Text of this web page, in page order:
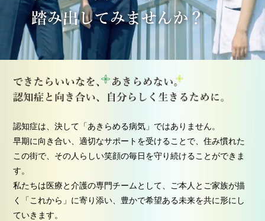
認知症は、決して「あきらめる病気」ではありません。
早期に向き合い、適切なサポートを受けることで、住み慣れた
この街で、その人らしい笑顔の毎日を守り続けることができま
す。
私たちは医療と介護の専門チームとして、ご本人とご家族が描
く「これから」に寄り添い、豊かで希望ある未来を共に形にし
ていきます。